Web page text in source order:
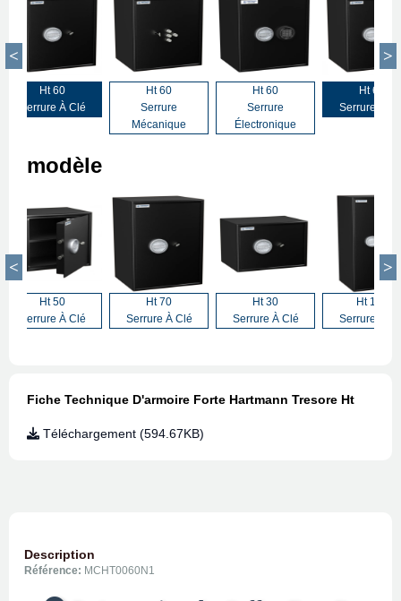
Ht 60
Serrure À Clé
Ht 60
Serrure
Mécanique
Ht 60
Serrure
Électronique
Ht 60
Serrure À
modèle
Ht 50
Serrure À Clé
Ht 70
Serrure À Clé
Ht 30
Serrure À Clé
Ht 135
Serrure À
Fiche Technique D'armoire Forte Hartmann Tresore Ht
Téléchargement (594.67KB)
Description
Référence: MCHT0060N1